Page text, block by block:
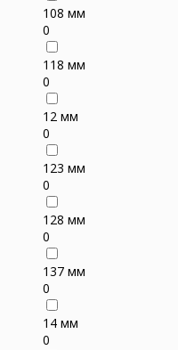
108 мм
0
118 мм
0
12 мм
0
123 мм
0
128 мм
0
137 мм
0
14 мм
0